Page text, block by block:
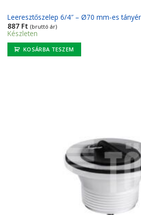
Leeresztőszelep 6/4″ – Ø70 mm-es
887 Ft (bruttó ár)
Készleten
KOSÁRBA TESZEM